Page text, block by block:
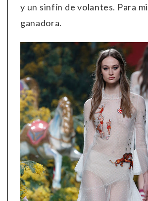
y un sinfín de volantes. Para
ganadora.